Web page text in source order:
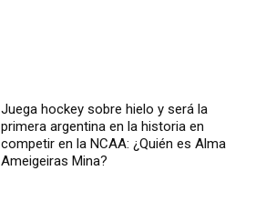
Juega hockey sobre hielo y será la
primera argentina en la historia en
competir en la NCAA: ¿Quién es Alma
Ameigeiras Mina?